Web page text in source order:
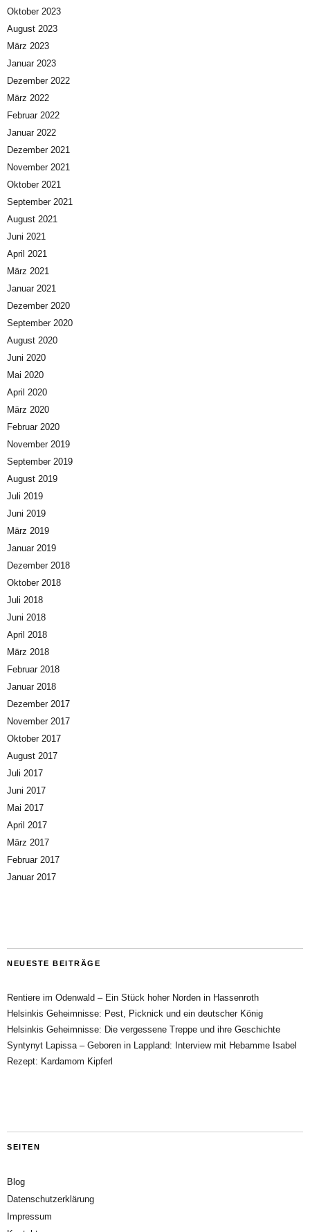
Oktober 2023
August 2023
März 2023
Januar 2023
Dezember 2022
März 2022
Februar 2022
Januar 2022
Dezember 2021
November 2021
Oktober 2021
September 2021
August 2021
Juni 2021
April 2021
März 2021
Januar 2021
Dezember 2020
September 2020
August 2020
Juni 2020
Mai 2020
April 2020
März 2020
Februar 2020
November 2019
September 2019
August 2019
Juli 2019
Juni 2019
März 2019
Januar 2019
Dezember 2018
Oktober 2018
Juli 2018
Juni 2018
April 2018
März 2018
Februar 2018
Januar 2018
Dezember 2017
November 2017
Oktober 2017
August 2017
Juli 2017
Juni 2017
Mai 2017
April 2017
März 2017
Februar 2017
Januar 2017
NEUESTE BEITRÄGE
Rentiere im Odenwald – Ein Stück hoher Norden in Hassenroth
Helsinkis Geheimnisse: Pest, Picknick und ein deutscher König
Helsinkis Geheimnisse: Die vergessene Treppe und ihre Geschichte
Syntynyt Lapissa – Geboren in Lappland: Interview mit Hebamme Isabel
Rezept: Kardamom Kipferl
SEITEN
Blog
Datenschutzerklärung
Impressum